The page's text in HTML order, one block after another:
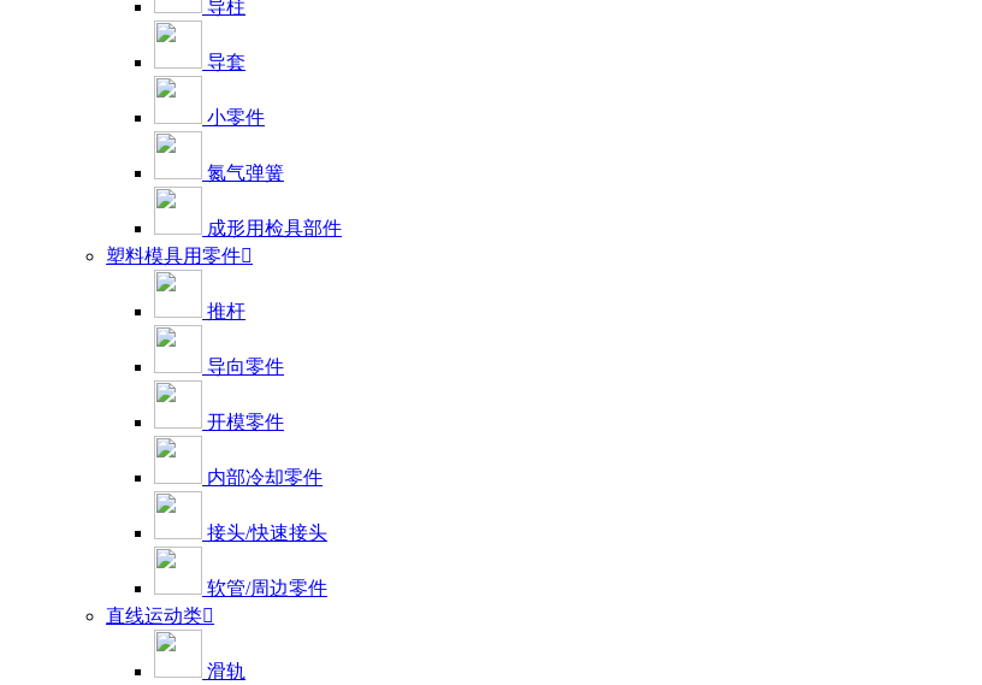
导柱
导套
小零件
氮气弹簧
成形用检具部件
塑料模具用零件
推杆
导向零件
开模零件
内部冷却零件
接头/快速接头
软管/周边零件
直线运动类
滑轨